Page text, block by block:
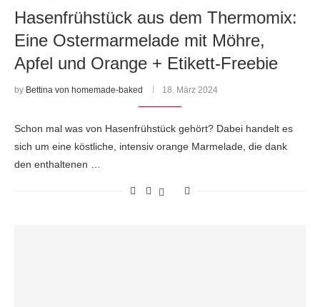
Hasenfrühstück aus dem Thermomix:
Eine Ostermarmelade mit Möhre,
Apfel und Orange + Etikett-Freebie
by Bettina von homemade-baked 18. März 2024
Schon mal was von Hasenfrühstück gehört? Dabei handelt es
sich um eine köstliche, intensiv orange Marmelade, die dank
den enthaltenen …